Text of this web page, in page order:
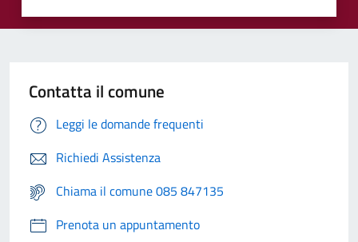
Contatta il comune
Leggi le domande frequenti
Richiedi Assistenza
Chiama il comune 085 847135
Prenota un appuntamento